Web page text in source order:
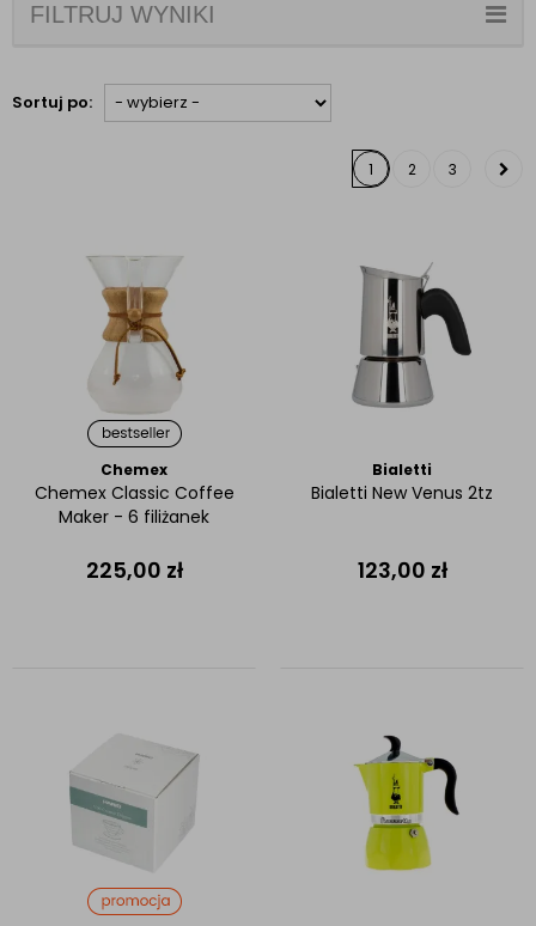
FILTRUJ WYNIKI
Sortuj po:
1 2 3
Chemex
Chemex Classic Coffee
Maker - 6 filiżanek
225,00 zł
Bialetti
Bialetti New Venus 2tz
123,00 zł